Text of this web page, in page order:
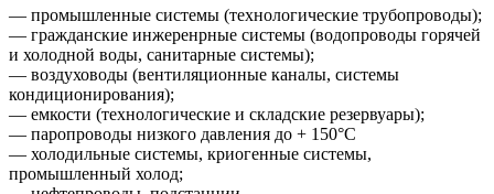
— промышленные системы (технологические трубопроводы);
— гражданские инжеренрные системы (водопроводы горячей
и холодной воды, санитарные системы);
— воздуховоды (вентиляционные каналы, системы
кондиционирования);
— емкости (технологические и складские резервуары);
— паропроводы низкого давления до + 150°С
— холодильные системы, криогенные системы,
промышленный холод;